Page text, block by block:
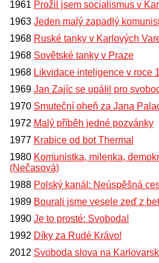
1961 Prožil jsem socialismus v
1963 Jeden malý zapadlý
1968 Ruské tanky v Karlových
1968 Sovětské tanky v Praze
1968 Likvidace inteligence v roce
1969 Jan Zajíc se upálil pro
1970 Smuteční oheň za Jana
1972 Malý příběh jedné pozvánky
1977 Krabice od bot Thermal
1980 Komunistka, milenka,
(Nečasová)
1988 Polský kanál: Neúspěšná
1989 Bourali jsme vesele zeď z
1990 Je to prosté: Svoboda!
1992 Díky za Rudé Krávo!
2012 Svoboda slova na